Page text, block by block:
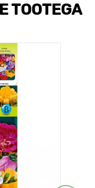
TOOTEGA